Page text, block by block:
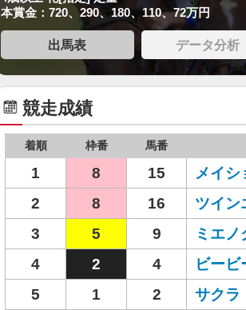
本賞金：720、290、180、110、72万円
出馬表 データ分析
競走成績
着順 枠番 馬番
1 8 15 メイシ
2
8 16 ツイン
3
5 9 ミエノ
4
2 4 ビービ
5
1 2 サクラ